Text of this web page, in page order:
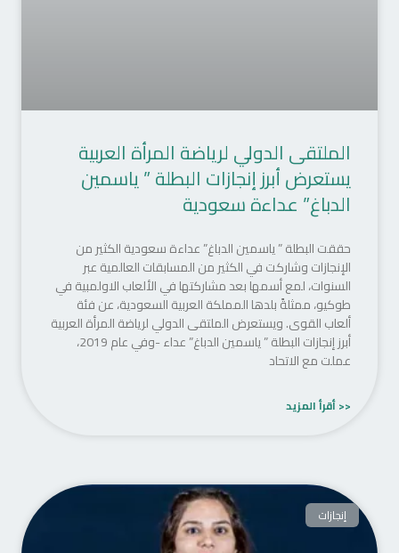
الملتقى الدولي لرياضة المرأة العربية
يستعرض أبرز إنجازات البطلة ” ياسمين
الدباغ” عداءة سعودية
حققت البطلة ” ياسمين الدباغ” عداءة سعودية الكثير من
الإنجازات وشاركت في الكثير من المسابقات العالمية عبر
السنوات، لمع أسمها بعد مشاركتها في الألعاب الاولمبية في
طوكيو، ممثلةً بلدها المملكة العربية السعودية، عن فئة
ألعاب القوى. ويستعرض الملتقى الدولي لرياضة المرأة العربية
أبرز إنجازات البطلة ” ياسمين الدباغ” عداء -وفي عام 2019،
عملت مع الاتحاد
<< أقرأ المزيد
إنجازات